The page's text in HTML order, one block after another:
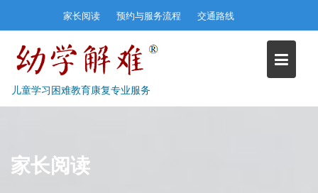
家长阅读 预约与服务流程 交通路线
儿童学习困难教育康复专业服务
家长阅读